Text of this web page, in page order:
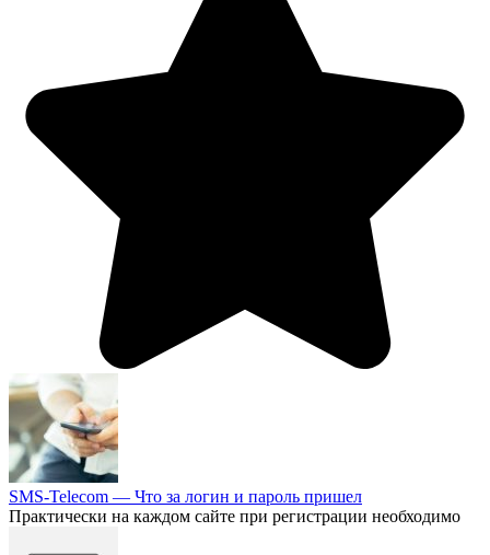
SMS-Telecom — Что за логин и пароль пришел
Практически на каждом сайте при регистрации необходимо